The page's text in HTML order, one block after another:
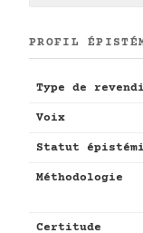
PROFIL
Type de
Voix
Statut
Méthodologie
Certitude